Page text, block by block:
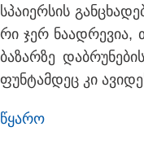
სპა­ი­ერ­სის
რი ჯერ ნა­ად­რე­ვია,
ბა­ზარ­ზე
ფუნ­ტამ­დეც კი
წყა­რო